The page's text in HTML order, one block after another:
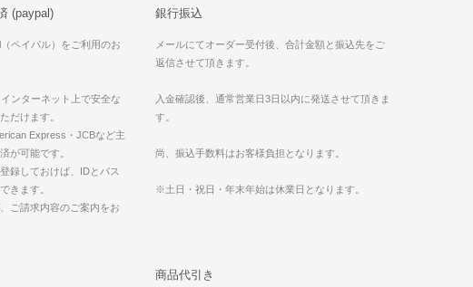
(paypal)
ペイパル）をご利用のお
ンターネット上で安全な
だけます。
Express・JCBなど主
が可能です。
録しておけば、IDとパス
きます。
ご請求内容のご案内をお
銀行振込
メールにてオーダー受付後、合計金額と振込先をご
返信させて頂きます。
入金確認後、通常営業日3日以内に発送させて頂きま
す。
尚、振込手数料はお客様負担となります。
※土日・祝日・年末年始は休業日となります。
商品代引き